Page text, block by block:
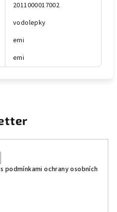
2011000017002
vodolepky
emi
emi
podmínkami ochrany osobních